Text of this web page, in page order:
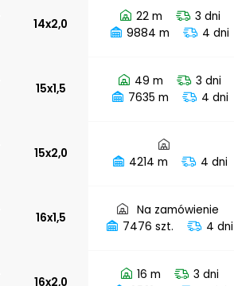
14x2,0
22 m
3 dni
9884 m
4 dni
15x1,5
49 m
3 dni
7635 m
4 dni
15x2,0
4214 m 4 dni
16x1,5
Na zamówienie
7476 szt.
4 dni
16x2,0
16 m
3 dni